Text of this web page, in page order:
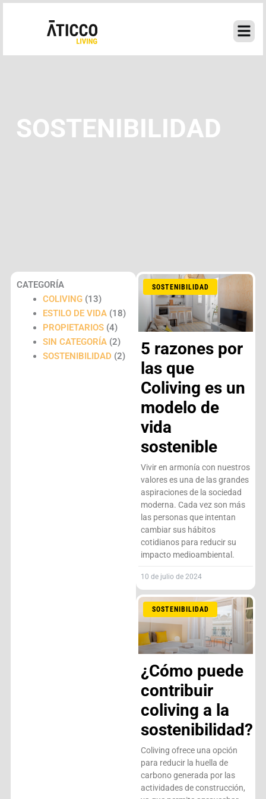
SOSTENIBILIDAD
CATEGORÍA
COLIVING(13)
ESTILO DE VIDA(18)
PROPIETARIOS(4)
SIN CATEGORÍA(2)
SOSTENIBILIDAD (2)
SOSTENIBILIDAD
5 razones por
las que
Coliving es un
modelo de
vida
sostenible
Vivir en armonía con nuestros
valores es una de las grandes
aspiraciones de la sociedad
moderna. Cada vez son más
las personas que intentan
cambiar sus hábitos
cotidianos para reducir su
impacto medioambiental.
10 de julio de 2024
SOSTENIBILIDAD
¿Cómo puede
contribuir
coliving a la
sostenibilidad?
Coliving ofrece una opción
para reducir la huella de
carbono generada por las
actividades de construcción,